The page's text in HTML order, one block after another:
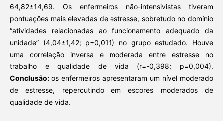
64,82±14,69. Os enfermeiros não-intensivistas tiveram
pontuações mais elevadas de estresse, sobretudo no domínio
“atividades relacionadas ao funcionamento adequado da
unidade” (4,04±1,42; p=0,011) no grupo estudado. Houve
uma correlação inversa e moderada entre estresse no
trabalho e qualidade de vida (r=-0,398; p=0,004).
Conclusão: os enfermeiros apresentaram um nível moderado
de estresse, repercutindo em escores moderados de
qualidade de vida.